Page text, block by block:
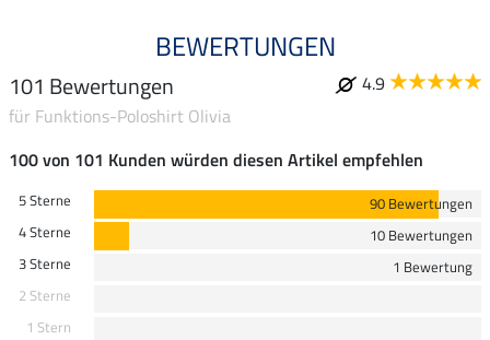
BEWERTUNGEN
101 Bewertungen
4.9
für Funktions-Poloshirt Olivia
100 von 101 Kunden würden diesen Artikel empfehlen
5 Sterne
90 Bewertungen
4 Sterne
10 Bewertungen
3 Sterne
1 Bewertung
2 Sterne
1 Stern